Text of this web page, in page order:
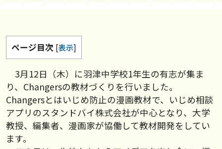
ページ目次 [表示]
3月12日（木）に羽津中学校1年生の有志が集ま
り、Changersの教材づくりを行いました。
Changersとはいじめ防止の漫画教材で、いじめ相談
アプリのスタンドバイ株式会社が中心となり、大学
教授、編集者、漫画家が協働して教材開発をしてい
ます。